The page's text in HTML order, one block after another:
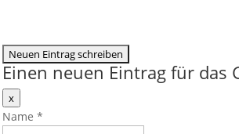
Einen neuen Eintrag für das
xDieses
Formular
ausblenden
Name*